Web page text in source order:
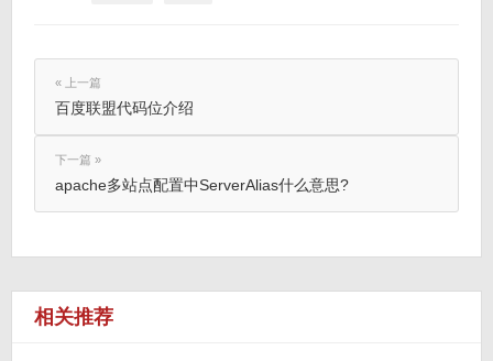
« 上一篇
百度联盟代码位介绍
下一篇 »
apache多站点配置中ServerAlias什么意思?
相关推荐